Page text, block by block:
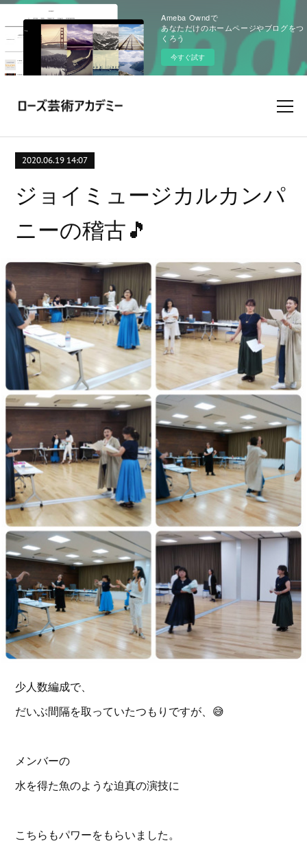
Ameba Owndで
あなただけのホームページやブログをつ
くろう
今すぐ試す
2020.06.19 14:07
ジョイミュージカルカンパ
ニーの稽古🎵
少人数編成で、
だいぶ間隔を取っていたつもりですが、😅
メンバーの
水を得た魚のような迫真の演技に
こちらもパワーをもらいました。